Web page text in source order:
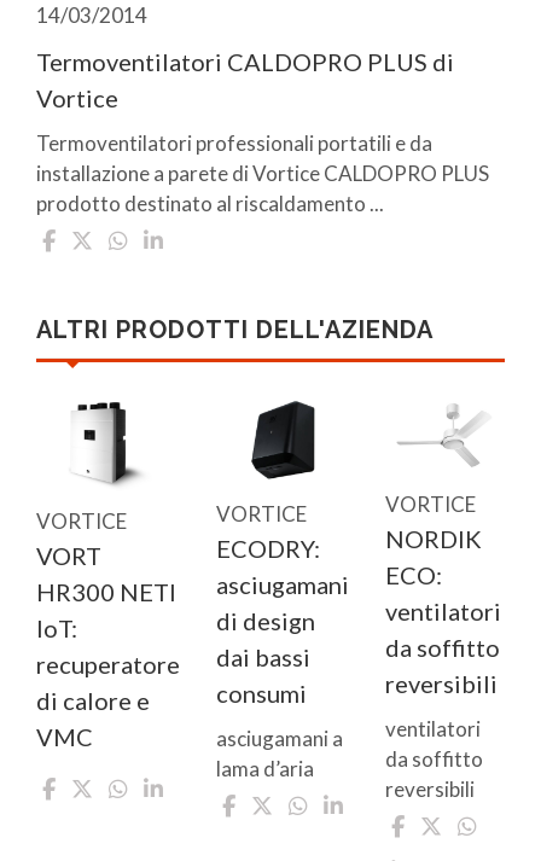
14/03/2014
Termoventilatori CALDOPRO PLUS di
Vortice
Termoventilatori professionali portatili e da
installazione a parete di Vortice CALDOPRO PLUS
prodotto destinato al riscaldamento ...
ALTRI PRODOTTI DELL'AZIENDA
VORTICE
VORT
HR300 NETI
IoT:
recuperatore
di calore e
VMC
VORTICE
ECODRY:
asciugamani
di design
dai bassi
consumi
asciugamani a
lama d’aria
VORTICE
NORDIK
ECO:
ventilatori
da soffitto
reversibili
ventilatori
da soffitto
reversibili